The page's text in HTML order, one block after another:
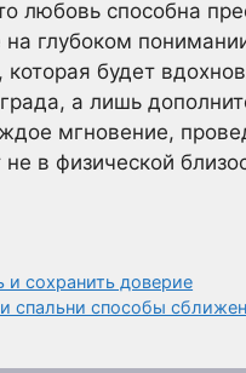
любовь способна
глубоком
будет
а лишь
мгновение,
в физической
и сохранить доверие
спальни способы